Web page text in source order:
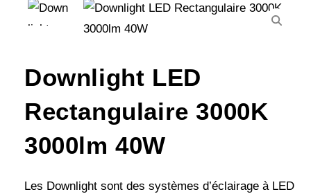
Downlight LED
Rectangulaire 3000K
3000lm 40W
Les Downlight sont des systèmes d’éclairage à LED